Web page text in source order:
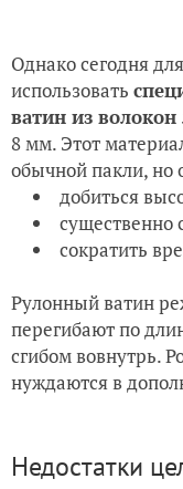
Однако сегодня
использовать
ватин из
8 мм. Этот
обычной пакли, но
добиться
существенно
сократить
Рулонный ватин
перегибают по
сгибом вовнутрь.
нуждаются в
Недостатки